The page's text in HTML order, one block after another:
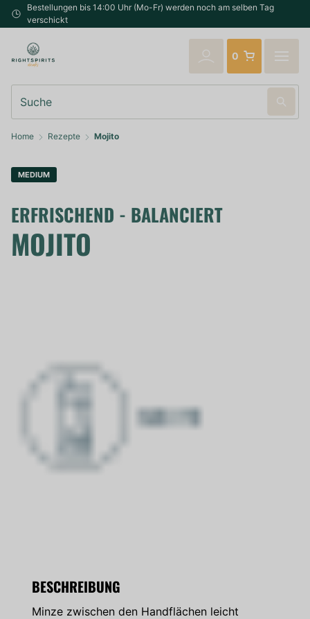
Bestellungen bis 14:00 Uhr (Mo-Fr) werden noch am selben Tag
verschickt
0
Home Rezepte Mojito
MEDIUM
ERFRISCHEND - BALANCIERT
MOJITO
BESCHREIBUNG
Minze zwischen den Handflächen leicht